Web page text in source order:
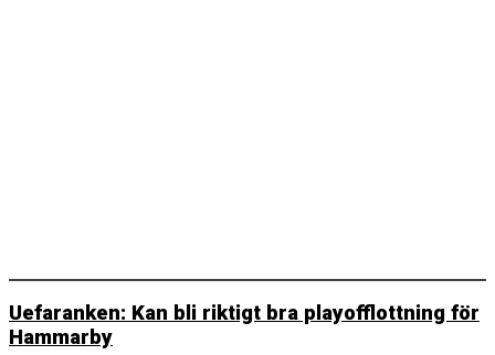
Uefaranken: Kan bli riktigt bra playofflottning för
Hammarby